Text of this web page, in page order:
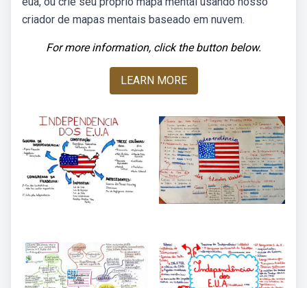
criador de mapas mentais baseado em nuvem.
For more information, click the button below.
LEARN MORE